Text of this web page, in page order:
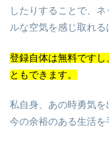
したりすることで、
ルな空気を感じ取れる
登録自体は無料ですし
ともできます。
私自身、あの時勇気を
今の余裕のある生活を